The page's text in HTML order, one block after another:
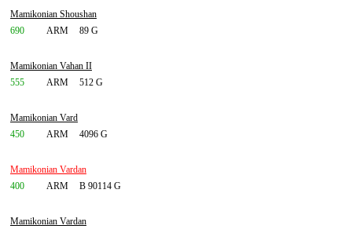
Mamikonian Shoushan
690
ARM 89 G
Mamikonian Vahan II
555
ARM 512 G
Mamikonian Vard
450
ARM 4096 G
Mamikonian Vardan
400
ARM B 90114 G
Mamikonian Vardan